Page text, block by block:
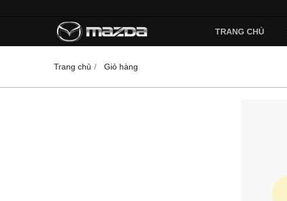
TRANG CHỦ
Trang chủ Giỏ hàng